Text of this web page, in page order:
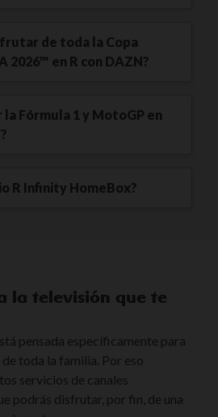
de toda la Copa
2026™ en R con DAZN?
Fórmula 1 y MotoGP en
R Infinity HomeBox?
la televisión que te
pensada específicamente para
toda la familia. Por eso
servicios de canales
podrás disfrutar, por fin, de una